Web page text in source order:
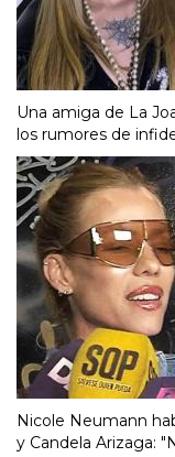
Una amiga de La
los rumores de
Nicole Neumann
y Candela Arizaga: